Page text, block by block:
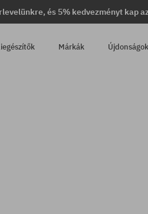
és 5% kedvezményt kap
Márkák Újdonságok